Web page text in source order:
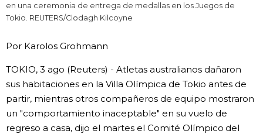
Datos de Japón
Fragmentos de Japón
Gente
Blog
en una ceremonia de entrega de medallas en los Juegos de
Tokio. REUTERS/Clodagh Kilcoyne
Por Karolos Grohmann
TOKIO, 3 ago (Reuters) - Atletas australianos dañaron
sus habitaciones en la Villa Olímpica de Tokio antes de
partir, mientras otros compañeros de equipo mostraron
un "comportamiento inaceptable" en su vuelo de
regreso a casa, dijo el martes el Comité Olímpico del